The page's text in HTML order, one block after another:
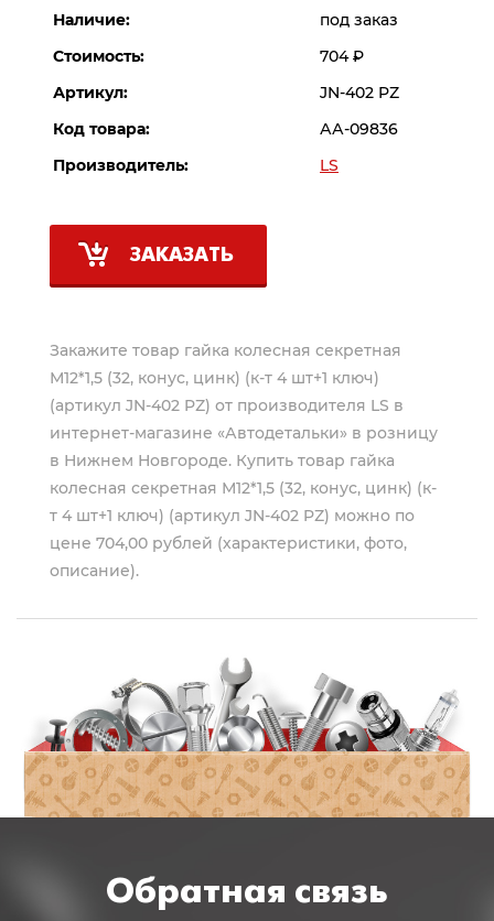
Наличие:
под заказ
Стоимость:
704Р
Артикул:
JN-402 PZ
Код товара:
АА-09836
Производитель:
LS
ЗАКАЗАТЬ
Закажите товар гайка колесная секретная
М12*1,5 (32, конус, цинк) (к-т 4 шт+1 ключ)
(артикул JN-402 PZ) от производителя LS в
интернет-магазине «Автодетальки» в розницу
в Нижнем Новгороде. Купить товар гайка
колесная секретная М12*1,5 (32, конус, цинк) (к-
т 4 шт+1 ключ) (артикул JN-402 PZ) можно по
цене 704,00 рублей (характеристики, фото,
описание).
Обратная связь